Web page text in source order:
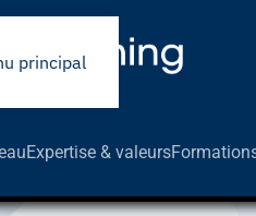
principal
Expertise & valeurs